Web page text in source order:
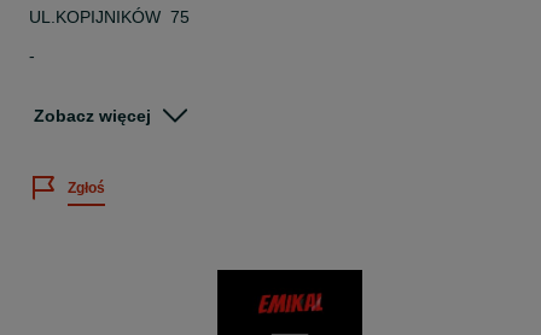
UL.KOPIJNIKÓW 75
-
DANE TECHNICZNE
PRODUCENT : Michelin
MODEL : Primacy 4
NOŚNOŚĆ : 95
UWAGI : Letnie !
Zobacz więcej
Zgłoś